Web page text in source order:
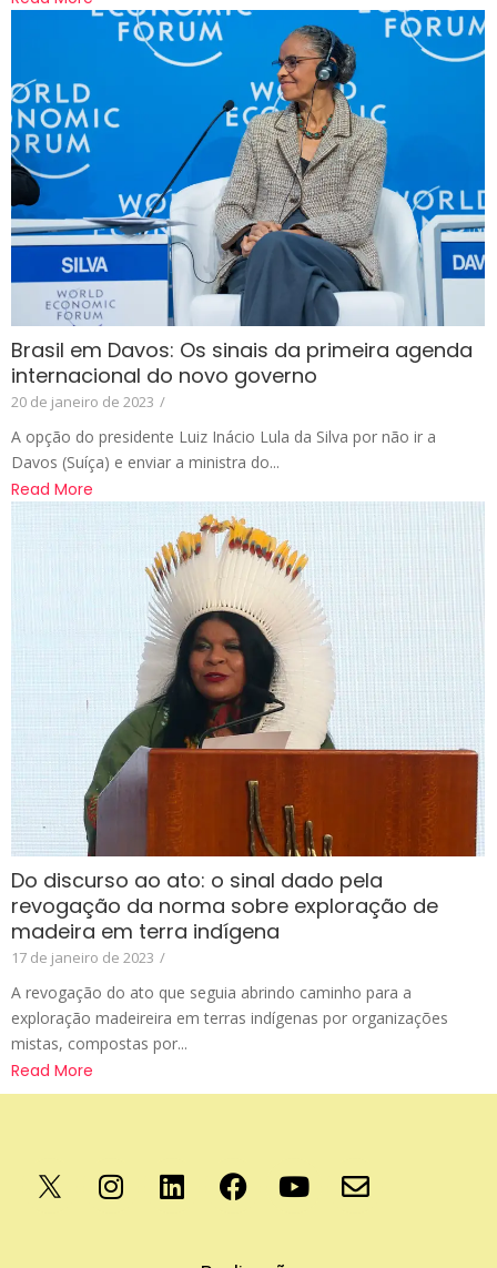
Brasil em Davos: Os sinais da primeira agenda
internacional do novo governo
20 de janeiro de 2023 /
A opção do presidente Luiz Inácio Lula da Silva por não ir a
Davos (Suíça) e enviar a ministra do...
Read More
Do discurso ao ato: o sinal dado pela
revogação da norma sobre exploração de
madeira em terra indígena
17 de janeiro de 2023 /
A revogação do ato que seguia abrindo caminho para a
exploração madeireira em terras indígenas por organizações
mistas, compostas por...
Read More